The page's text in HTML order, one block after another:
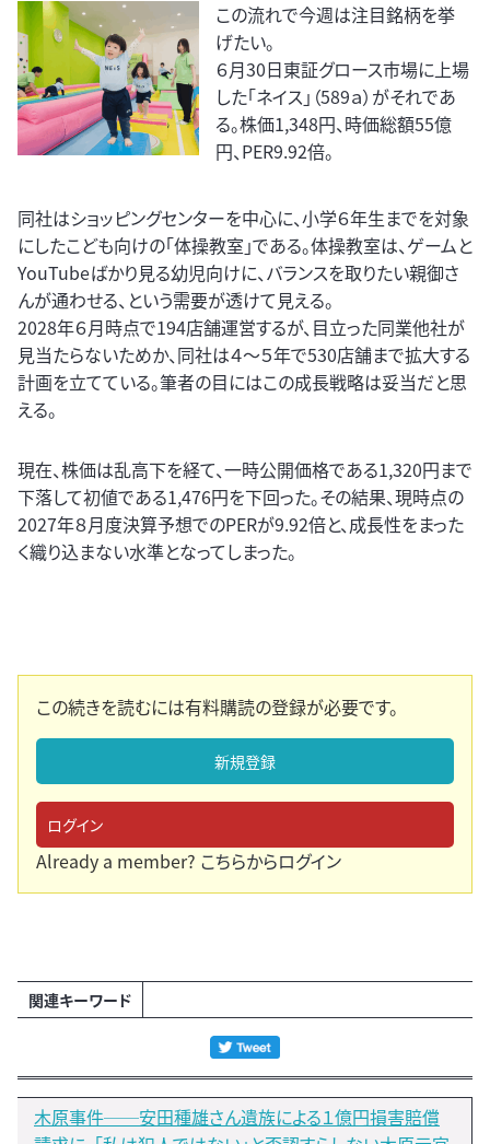
この流れで今週は注目銘柄を挙
げたい。
６月30日東証グロース市場に上場
した「ネイス」（589ａ）がそれであ
る。株価1,348円、時価総額55億
円、PER9.92倍。
同社はショッピングセンターを中心に、小学６年生までを対象
にしたこども向けの「体操教室」である。体操教室は、ゲームと
YouTubeばかり見る幼児向けに、バランスを取りたい親御さ
んが通わせる、という需要が透けて見える。
2028年６月時点で194店舗運営するが、目立った同業他社が
見当たらないためか、同社は４～５年で530店舗まで拡大する
計画を立てている。筆者の目にはこの成長戦略は妥当だと思
える。
現在、株価は乱高下を経て、一時公開価格である1,320円まで
下落して初値である1,476円を下回った。その結果、現時点の
2027年８月度決算予想でのPERが9.92倍と、成長性をまった
く織り込まない水準となってしまった。
この続きを読むには有料購読の登録が必要です。
新規登録
ログイン
Already a member? こちらからログイン
関連キーワード
木原事件──安田種雄さん遺族による１億円損害賠償